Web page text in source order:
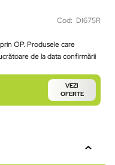
Cod: DI675R
OP. Produsele care
de la data confirmării
VEZI
OFERTE